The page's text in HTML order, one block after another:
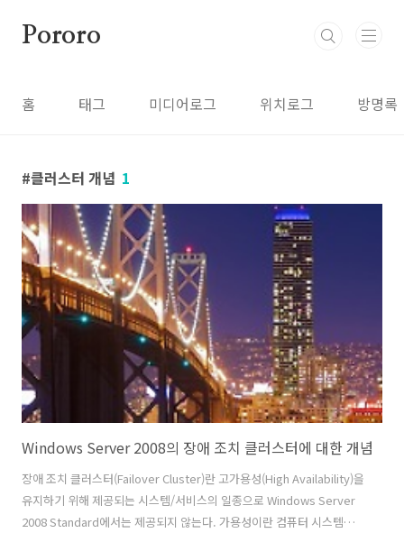
Pororo
홈 태그 미디어로그 위치로그 방명록
클러스터 개념 1
Windows Server 2008의 장애 조치 클러스터에 대한 개념
장애 조치 클러스터(Failover Cluster)란 고가용성(High Availability)을
유지하기 위해 제공되는 시스템/서비스의 일종으로 Windows Server
2008 Standard에서는 제공되지 않는다. 가용성이란 컴퓨터 시스템이